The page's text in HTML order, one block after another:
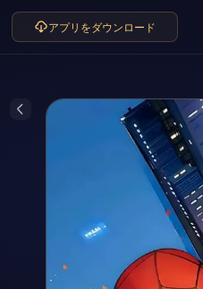
アプリをダウンロード